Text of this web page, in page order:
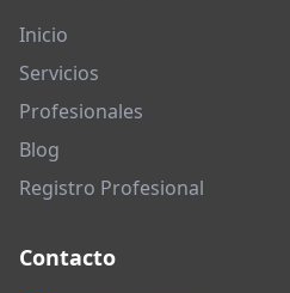
Inicio
Servicios
Profesionales
Blog
Registro Profesional
Contacto